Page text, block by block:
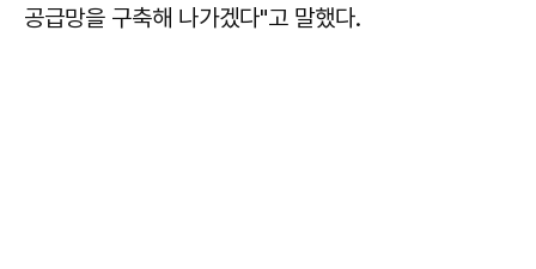
공급망을 구축해 나가겠다"고 말했다.